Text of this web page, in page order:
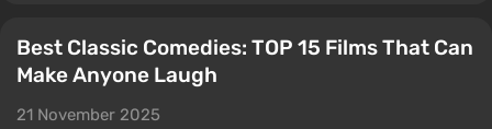
Best Classic Comedies: TOP 15 Films That Can
Make Anyone Laugh
21 November 2025